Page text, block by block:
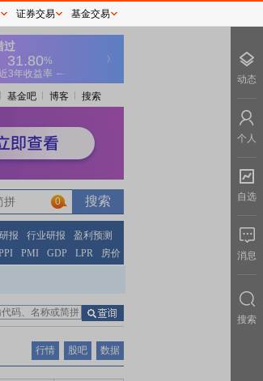
基金吧 博客 搜索
0
报 行业研报
盈利预测
PMI GDP LPR 房价
行情 股吧 数据
证券交易 基金交易
动态
个人
自选
消息
搜索